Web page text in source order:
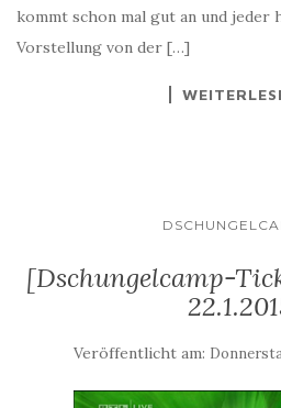
kommt schon mal gut an und jeder
Vorstellung von der […]
[Dschungelcamp-
Veröffentlicht am: